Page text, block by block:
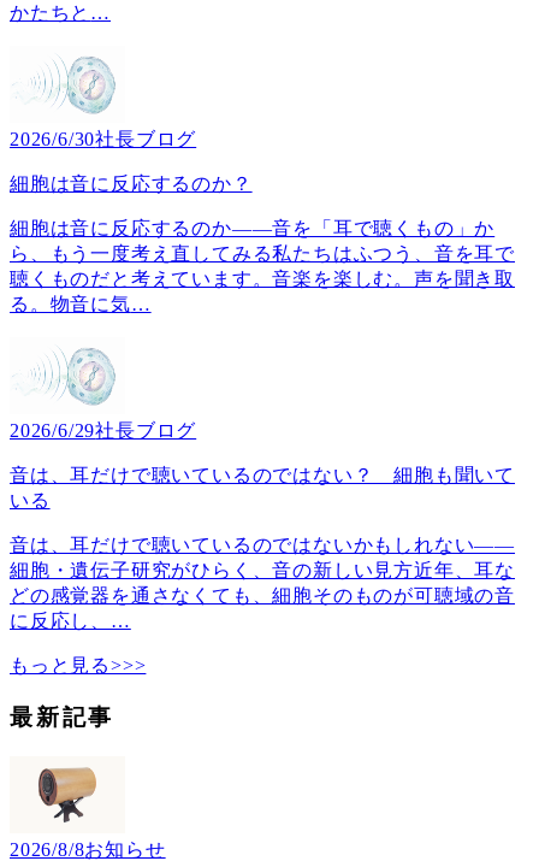
かたちと …
2026/6/30社長ブログ
細胞は音に反応するのか？
細胞は音に反応するのか――音を「耳で聴くもの」か
ら、もう一度考え直してみる私たちはふつう、音を耳で
聴くものだと考えています。音楽を楽しむ。声を聞き取
る。物音に気…
2026/6/29社長ブログ
音は、耳だけで聴いているのではない？ 細胞も聞いて
いる
音は、耳だけで聴いているのではないかもしれない――
細胞・遺伝子研究がひらく、音の新しい見方近年、耳な
どの感覚器を通さなくても、細胞そのものが可聴域の音
に反応し、 …
もっと見る>>>
最新記事
2026/8/8お知らせ